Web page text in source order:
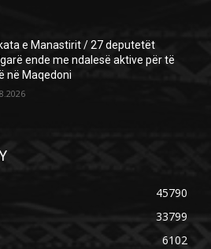
e Manastirit / 27 deputetët
ende me ndalesë aktive për të
në Maqedoni
45790
33799
6102